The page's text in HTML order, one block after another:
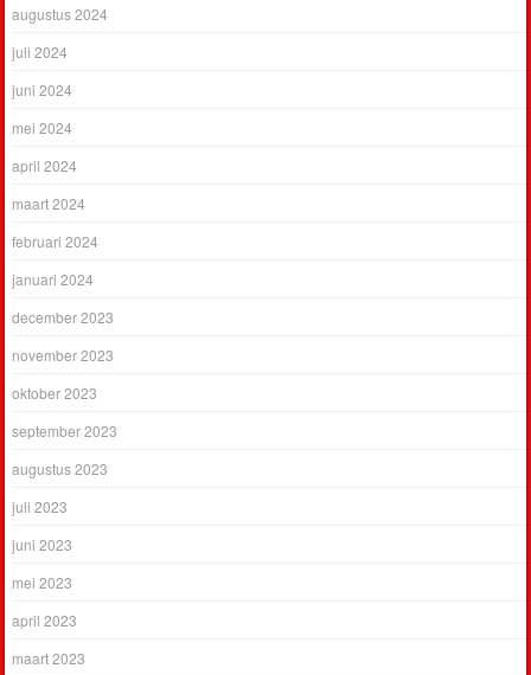
augustus 2024
juli 2024
juni 2024
mei 2024
april 2024
maart 2024
februari 2024
januari 2024
december 2023
november 2023
oktober 2023
september 2023
augustus 2023
juli 2023
juni 2023
mei 2023
april 2023
maart 2023